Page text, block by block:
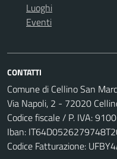
Luoghi
Eventi
CONTATTI
Comune di Cellino San
Via Napoli, 2 - 72020
Codice fiscale / P. IVA:
Iban:
Codice Fatturazione: